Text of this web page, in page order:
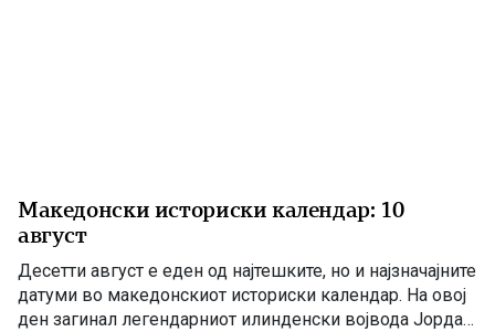
Македонски историски календар: 10
август
Десетти август е еден од најтешките, но и најзначајните
датуми во македонскиот историски календар. На овој
ден загинал легендарниот илинденски војвода Јордан